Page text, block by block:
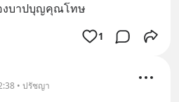
งบาปบุญคุณโทษ
1
• ปรัชญา